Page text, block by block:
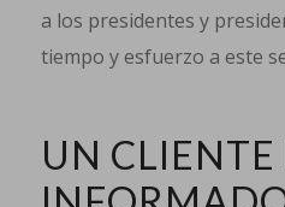
a los presidentes y
tiempo y esfuerzo a este
UN CLIENTE